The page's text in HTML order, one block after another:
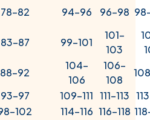
78-82 94-96 96-98
83-87 99-101
101-
103
88-92
104-
106
106-
108
93-97 109-111 111-113
102 114-116 116-118